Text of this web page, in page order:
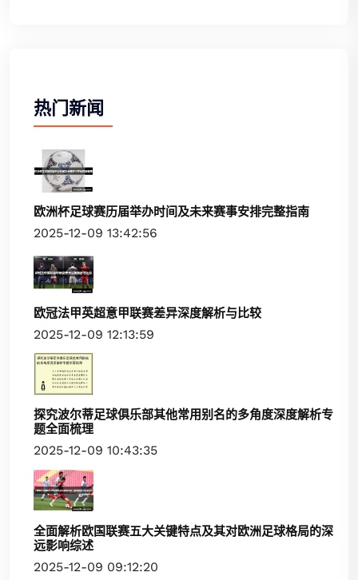
热门新闻
欧洲杯足球赛历届举办时间及未来赛事安排完整指南
2025-12-09 13:42:56
欧冠法甲英超意甲联赛差异深度解析与比较
2025-12-09 12:13:59
探究波尔蒂足球俱乐部其他常用别名的多角度深度解析专
题全面梳理
2025-12-09 10:43:35
全面解析欧国联赛五大关键特点及其对欧洲足球格局的深
远影响综述
2025-12-09 09:12:20